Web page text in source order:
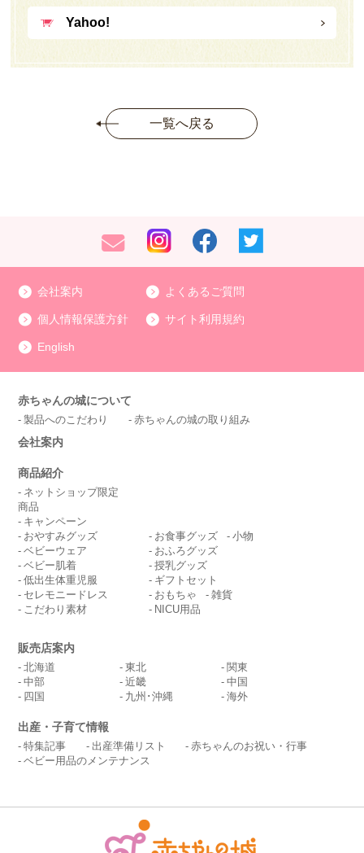
Yahoo!
一覧へ戻る
会社案内 よくあるご質問
個人情報保護方針 サイト利用規約
English
赤ちゃんの城について
製品へのこだわり 赤ちゃんの城の取り組み
会社案内
商品紹介
ネットショップ限定
商品
キャンペーン
おやすみグッズ
ベビーウェア
ベビー肌着
低出生体重児服
セレモニードレス
こだわり素材
お食事グッズ
小物
おふろグッズ
授乳グッズ
ギフトセット
おもちゃ
雑貨
NICU用品
販売店案内
北海道 東北
関東
中部
近畿
中国
四国
九州･沖縄 海外
出産・子育て情報
特集記事 出産準備リスト
赤ちゃんのお祝い・行事
ベビー用品のメンテナンス